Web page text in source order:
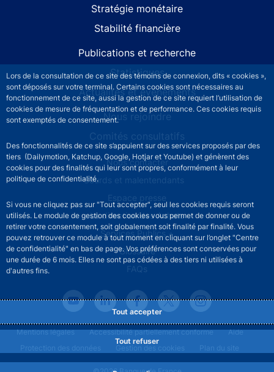
Lors de la consultation de ce site des témoins de connexion, dits « cookies »,
sont déposés sur votre terminal. Certains cookies sont nécessaires au
fonctionnement de ce site, aussi la gestion de ce site requiert l’utilisation de
cookies de mesure de fréquentation et de performance. Ces cookies requis
sont exemptés de consentement.
Des fonctionnalités de ce site s’appuient sur des services proposés par des
tiers (Dailymotion, Katchup, Google, Hotjar et Youtube) et génèrent des
cookies pour des finalités qui leur sont propres, conformément à leur
politique de confidentialité.
Si vous ne cliquez pas sur "Tout accepter", seul les cookies requis seront
utilisés. Le module de gestion des cookies vous permet de donner ou de
retirer votre consentement, soit globalement soit finalité par finalité. Vous
pouvez retrouver ce module à tout moment en cliquant sur l’onglet "Centre
de confidentialité" en bas de page. Vos préférences sont conservées pour
une durée de 6 mois. Elles ne sont pas cédées à des tiers ni utilisées à
d'autres fins.
Tout accepter
Tout refuser
Stratégie monétaire
Stabilité financière
Publications et recherche
Statistiques
Actualités et événements
Nous rejoindre
Comités consultatifs
Footer secondary menuNous contacter
Sourds et malentendants
Espace presse
La direction des Achats
Services Publics +
Glossaire
FAQs
Footer legal notice menu
Mentions légales Accessibilité partiellement conforme
Aide
Protection des données
Gestion des cookies Plan du site